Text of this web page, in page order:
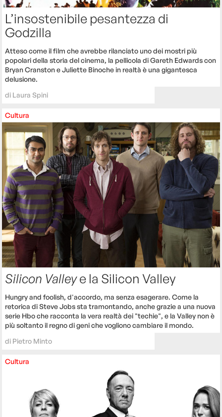
L’insostenibile pesantezza di
Godzilla
Atteso come il film che avrebbe rilanciato uno dei mostri più
popolari della storia del cinema, la pellicola di Gareth Edwards con
Bryan Cranston e Juliette Binoche in realtà è una gigantesca
delusione.
di Laura Spini
Cultura
Silicon Valleye la Silicon Valley
Hungry and foolish, d'accordo, ma senza esagerare. Come la
retorica di Steve Jobs sta tramontando, anche grazie a una nuova
serie Hbo che racconta la vera realtà dei "techie", e la Valley non è
più soltanto il regno di geni che vogliono cambiare il mondo.
di Pietro Minto
Cultura